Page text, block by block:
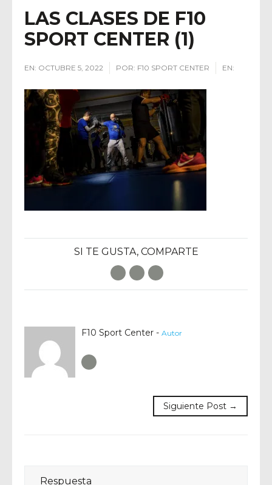
LAS CLASES DE F10
SPORT CENTER (1)
EN: OCTUBRE 5, 2022 POR: F10 SPORT CENTER EN:
SI TE GUSTA, COMPARTE
Facebook
TwitterE-Mail
F10 Sport Center - Autor
Siguiente Post →
Respuesta